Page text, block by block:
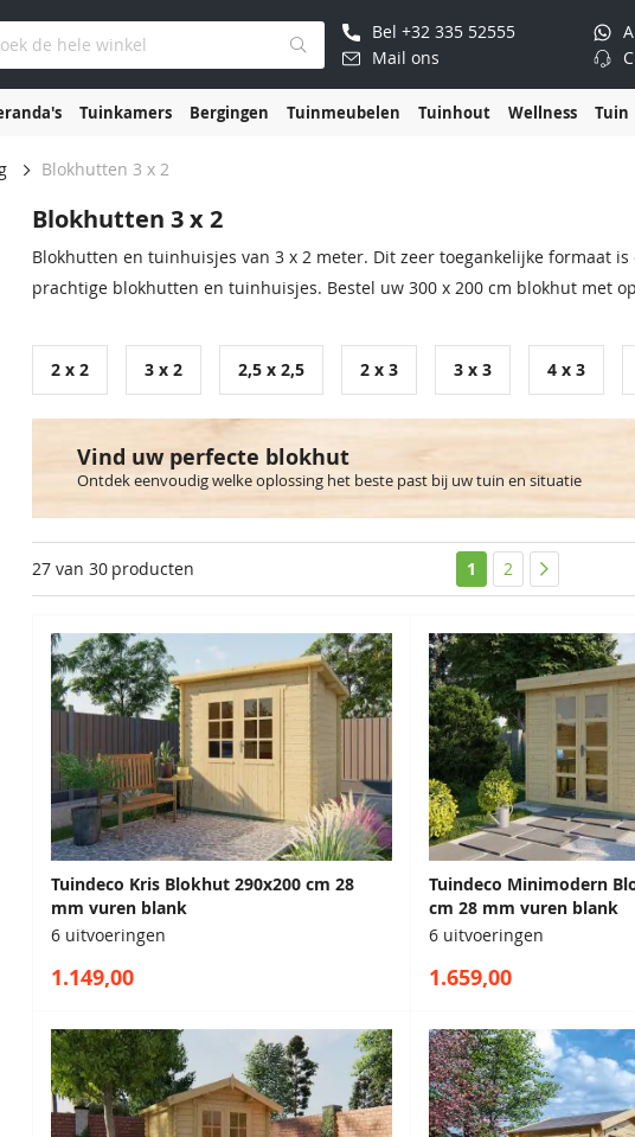
Bel +32 335 52555
Mail ons
Tuinkamers Bergingen Tuinmeubelen Tuinhout Wellness Tuin
Blokhutten 3 x 2
Blokhutten 3 x 2
Blokhutten en tuinhuisjes van 3 x 2 meter. Dit zeer toegankelijke formaat
prachtige blokhutten en tuinhuisjes. Bestel uw 300 x 200 cm blokhut met
2 x 2 3 x 2 2,5 x 2,5 2 x 3 3 x 3 4 x 3
Vind uw perfecte blokhut
Ontdek eenvoudig welke oplossing het beste past bij uw tuin en situatie
27 van 30 producten Pagina
U lees momenteel
1 Pagina
2 Pagina
Tuindeco Kris Blokhut 290x200 cm 28
mm vuren blank
6 uitvoeringen
1.149,00
Tuindeco Minimodern
cm 28 mm vuren blank
6 uitvoeringen
1.659,00